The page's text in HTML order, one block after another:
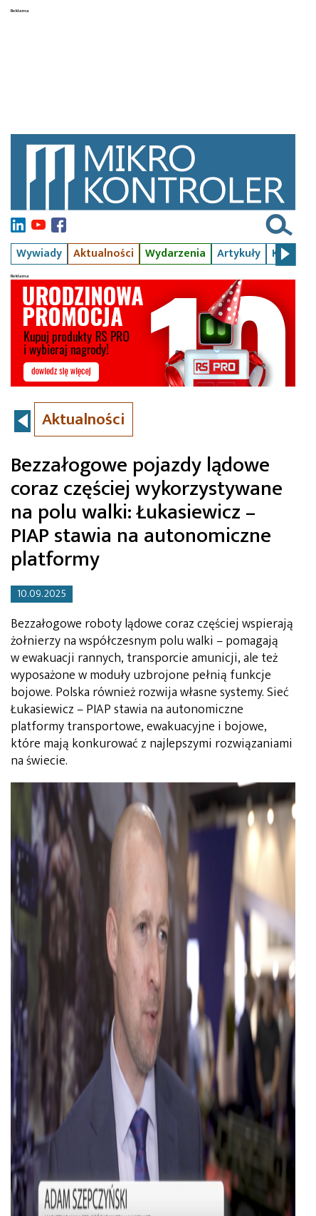
Wywiady Aktualności Wydarzenia Artykuły Kursy
Aktualności
Bezzałogowe pojazdy lądowe
coraz częściej wykorzystywane
na polu walki: Łukasiewicz –
PIAP stawia na autonomiczne
platformy
10.09.2025
Bezzałogowe roboty lądowe coraz częściej wspierają
żołnierzy na współczesnym polu walki – pomagają
w ewakuacji rannych, transporcie amunicji, ale też
wyposażone w moduły uzbrojone pełnią funkcje
bojowe. Polska również rozwija własne systemy. Sieć
Łukasiewicz – PIAP stawia na autonomiczne
platformy transportowe, ewakuacyjne i bojowe,
które mają konkurować z najlepszymi rozwiązaniami
na świecie.